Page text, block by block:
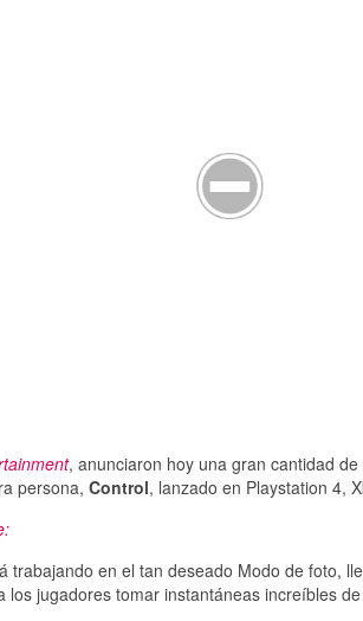
, anunciaron hoy una gran cantidad
persona, Control, lanzado en Playstation 4,
trabajando en el tan deseado Modo de foto,
los jugadores tomar instantáneas increíbles